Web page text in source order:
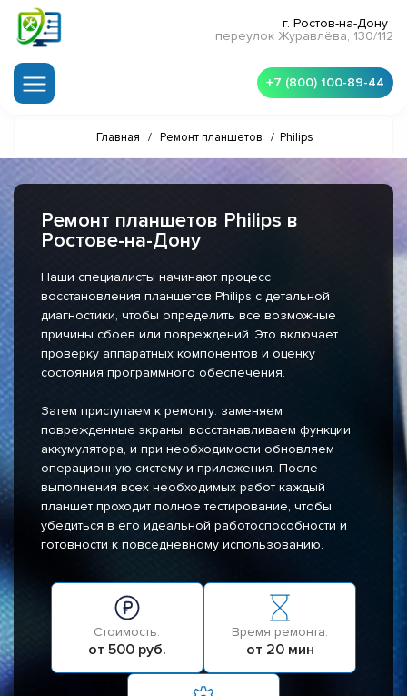
г. Ростов-на-Дону
переулок Журавлёва, 130/112
+7 (800) 100-89-44
Главная / Ремонт планшетов / Philips
Ремонт планшетов Philips в
Ростове-на-Дону
Наши специалисты начинают процесс
восстановления планшетов Philips с детальной
диагностики, чтобы определить все возможные
причины сбоев или повреждений. Это включает
проверку аппаратных компонентов и оценку
состояния программного обеспечения.
Затем приступаем к ремонту: заменяем
поврежденные экраны, восстанавливаем функции
аккумулятора, и при необходимости обновляем
операционную систему и приложения. После
выполнения всех необходимых работ каждый
планшет проходит полное тестирование, чтобы
убедиться в его идеальной работоспособности и
готовности к повседневному использованию.
Стоимость:
от 500 руб.
Время ремонта:
от 20 мин